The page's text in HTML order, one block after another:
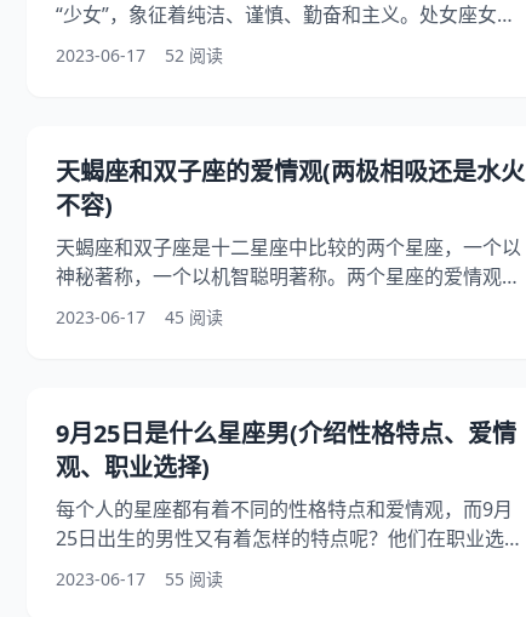
“少女”，象征着纯洁、谨慎、勤奋和主义。处女座女生
通常具有细腻的感性和敏锐的理性，她们对自己和周围
的事物都有着高度的要求和严格的标准。在爱情方面，
1.细腻敏感 处女座女生通常非常细腻敏感，对于周围的
事物和人都有着敏锐的感知
2023-06-17 52 阅读
天蝎座和双子座的爱情观(两极相吸还是水火
不容)
天蝎座和双子座是十二星座中比较的两个星座，一个以
神秘著称，一个以机智聪明著称。两个星座的爱情观究
竟是如何的呢？是两极相吸还是水火不容？本文将从星
座特点、爱情观、相处模式等方面进行分析，带你详细
决策力和领导的人。他们善于隐藏自己的情感，但内心
深处却了强烈的情感和渴望。他们对于爱情有着非常高
的要求
2023-06-17 45 阅读
9月25日是什么星座男(介绍性格特点、爱情
观、职业选择)
每个人的星座都有着不同的性格特点和爱情观，而9月
25日出生的男性又有着怎样的特点呢？他们在职业选择
上又有哪些优势和劣势呢？本文将为大家介绍9月25日
是什么星座男的性格特点、爱情观和职业选择，让我们
2023-06-17 55 阅读